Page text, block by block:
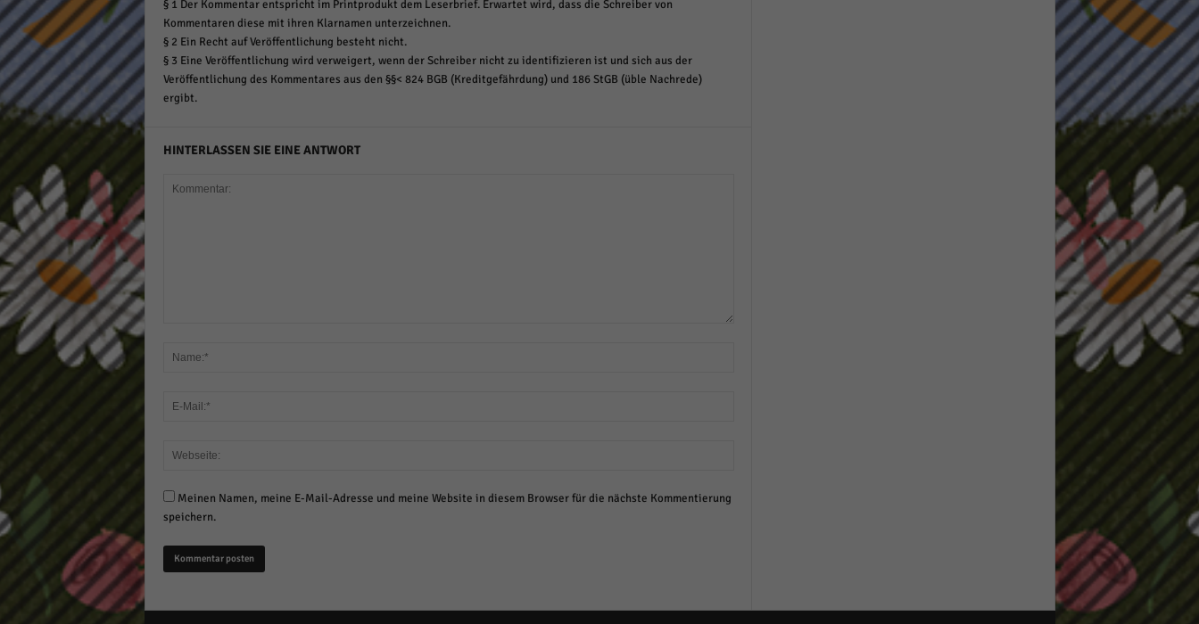
§ 1 Der Kommentar entspricht im Printprodukt dem Leserbrief. Erwartet wird, dass die Schreiber von
Kommentaren diese mit ihren Klarnamen unterzeichnen.
§ 2 Ein Recht auf Veröffentlichung besteht nicht.
§ 3 Eine Veröffentlichung wird verweigert, wenn der Schreiber nicht zu identifizieren ist und sich aus der
Veröffentlichung des Kommentares aus den §§< 824 BGB (Kreditgefährdung) und 186 StGB (üble Nachrede)
ergibt.
HINTERLASSEN SIE EINE ANTWORT
Meinen Namen, meine E-Mail-Adresse und meine Website in diesem Browser für die nächste Kommentierung
speichern.